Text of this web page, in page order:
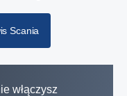
Scania
włączysz